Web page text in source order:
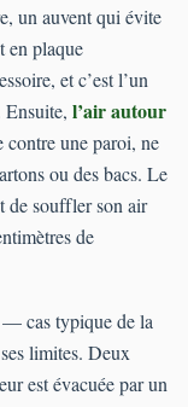
un auvent qui évite
en plaque
et c’est l’un
l’air autour
contre une paroi, ne
ou des bacs. Le
de souffler son air
de
— cas typique de la
limites. Deux
est évacuée par un